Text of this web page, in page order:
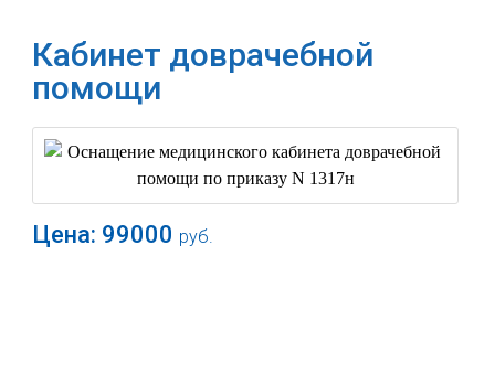
Кабинет доврачебной
помощи
Цена: 99000 руб.